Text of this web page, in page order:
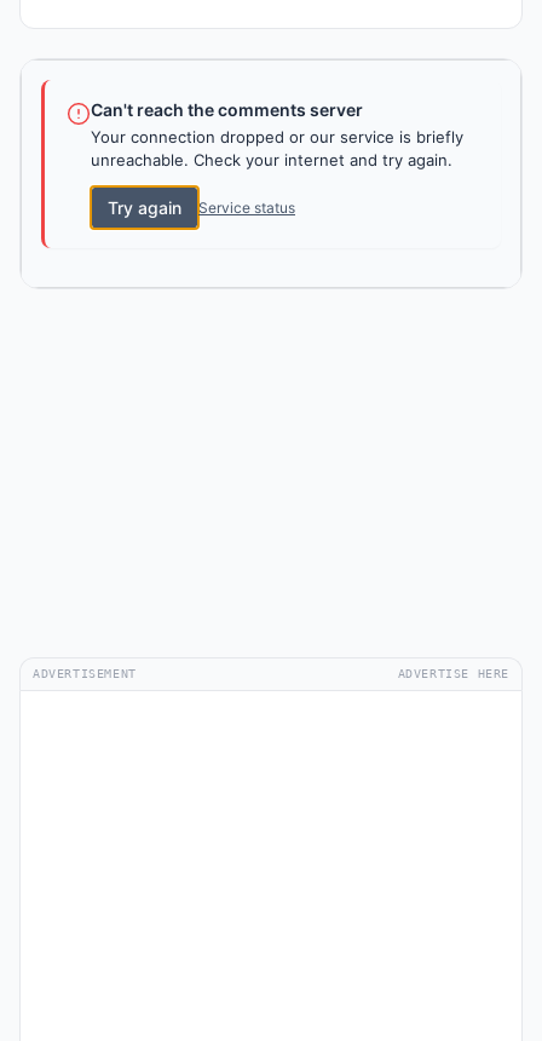
Can't reach the comments server
Your connection dropped or our service is briefly
unreachable. Check your internet and try again.
Try again Service status
ADVERTISEMENT ADVERTISE HERE